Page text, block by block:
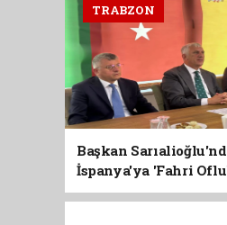
TRABZON
Başkan
İspanya'ya 'Fahri